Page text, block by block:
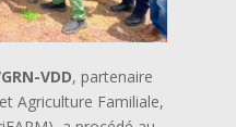
VDD, partenaire
Agriculture Familiale,